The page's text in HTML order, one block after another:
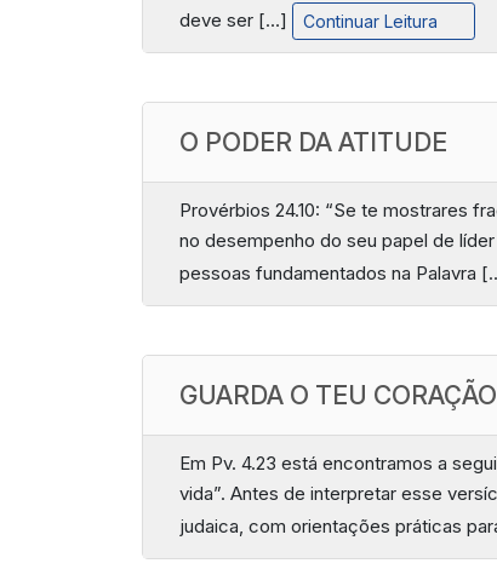
deve ser […]
Continuar Leitura
O PODER DA ATITUDE
Provérbios 24.10: “Se te mostrares
no desempenho do seu papel de
pessoas fundamentados na Palavra
GUARDA O TEU CORAÇÃO
Em Pv. 4.23 está encontramos a
vida”. Antes de interpretar esse
judaica, com orientações práticas